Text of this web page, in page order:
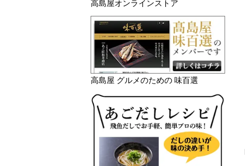
高島屋オンラインストア
高島屋 グルメのための 味百選